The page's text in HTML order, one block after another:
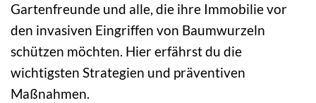
Gartenfreunde und alle, die ihre Immobilie vor
den invasiven Eingriffen von Baumwurzeln
schützen möchten. Hier erfährst du die
wichtigsten Strategien und präventiven
Maßnahmen.